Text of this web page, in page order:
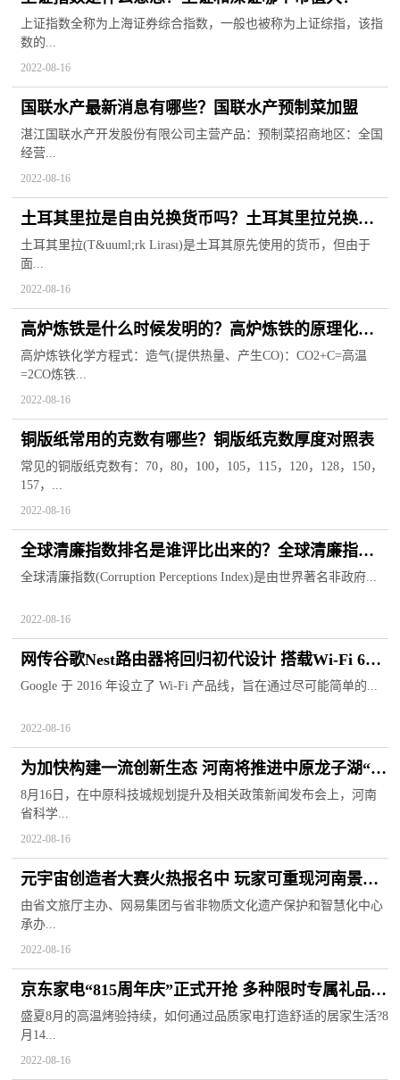
上证指数全称为上海证券综合指数，一般也被称为上证综指，该指
数的...
2022-08-16
国联水产最新消息有哪些？国联水产预制菜加盟
湛江国联水产开发股份有限公司主营产品：预制菜招商地区：全国
经营...
2022-08-16
土耳其里拉是自由兑换货币吗？土耳其里拉兑换人
民币
土耳其里拉(T&uuml;rk Lirası)是土耳其原先使用的货币，但由于
面...
2022-08-16
高炉炼铁是什么时候发明的？高炉炼铁的原理化学
方程式
高炉炼铁化学方程式：造气(提供热量、产生CO)：CO2+C=高温
=2CO炼铁...
2022-08-16
铜版纸常用的克数有哪些？铜版纸克数厚度对照表
常见的铜版纸克数有：70，80，100，105，115，120，128，150，
157，...
2022-08-16
全球清廉指数排名是谁评比出来的？全球清廉指数
排名2022
全球清廉指数(Corruption Perceptions Index)是由世界著名非政府...
2022-08-16
网传谷歌Nest路由器将回归初代设计 搭载Wi-Fi 6组
网功能
Google 于 2016 年设立了 Wi-Fi 产品线，旨在通过尽可能简单的...
2022-08-16
为加快构建一流创新生态 河南将推进中原龙子湖“智
慧岛”建设
8月16日，在中原科技城规划提升及相关政策新闻发布会上，河南
省科学...
2022-08-16
元宇宙创造者大赛火热报名中 玩家可重现河南景点
在网络世界的复刻
由省文旅厅主办、网易集团与省非物质文化遗产保护和智慧化中心
承办...
2022-08-16
京东家电“815周年庆”正式开抢 多种限时专属礼品隆
重登场
盛夏8月的高温烤验持续，如何通过品质家电打造舒适的居家生活?8
月14...
2022-08-16